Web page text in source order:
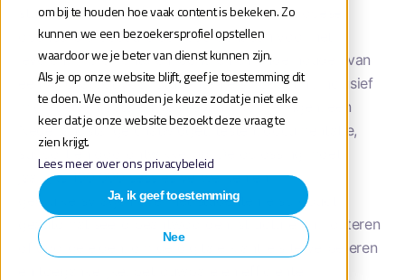
om bij te houden hoe vaak content is bekeken. Zo
kunnen we een bezoekersprofiel opstellen
waardoor we je beter van dienst kunnen zijn.
Als je op onze website blijft, geef je toestemming dit
te doen. We onthouden je keuze zodat je niet elke
keer dat je onze website bezoekt deze vraag te
zien krijgt.
Lees meer over ons privacybeleid
Ja, ik geef toestemming
Nee
studentenreisproduct, besteedt via een Europese
openbare procedure één opdracht aan voor het
leveren, implementeren, beheren en onderhouden van
een AI-chatbot voor Studentenreisproduct.nl, inclusief
migratie van data en kennisbank, koppelingen, een
Nederlandstalige chatwidget, testen, documentatie,
support en doorontwikkeling. De oplossing moet
jaarlijks 100.000 sessies verwerken en
gebruikersvragen over het studentenreisproduct
geautomatiseerd beantwoorden, structureren, routeren
of doorgeleiden, om de digitale klantreis te verbeteren